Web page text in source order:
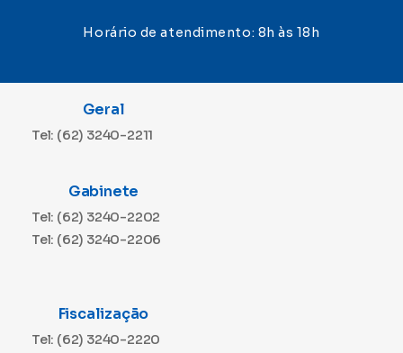
Horário de atendimento: 8h às 18h
Geral
Tel: (62) 3240-2211
Gabinete
Tel: (62) 3240-2202
Tel: (62) 3240-2206
Fiscalização
Tel: (62) 3240-2220